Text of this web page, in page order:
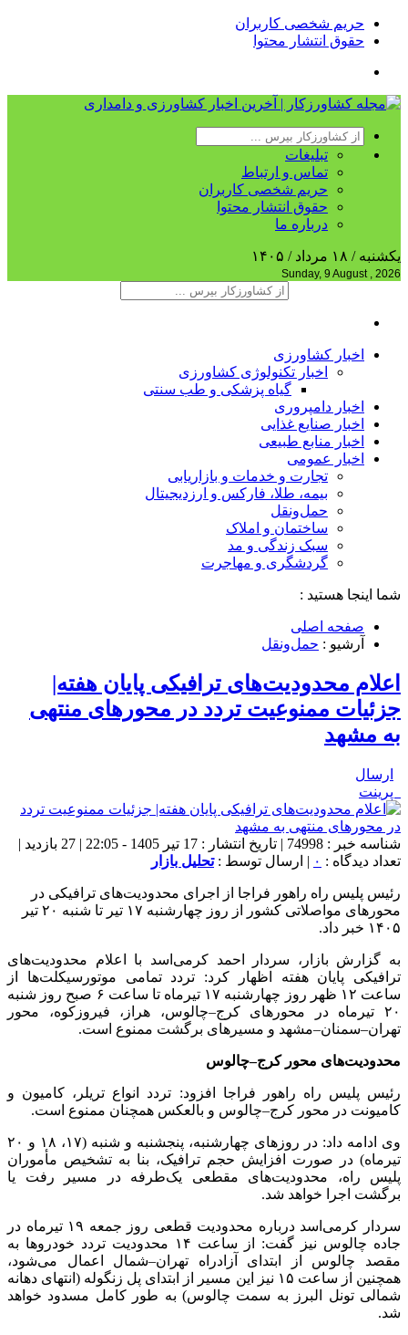
حریم شخصی کاربران
حقوق انتشار محتوا
تبلیغات
تماس و ارتباط
حریم شخصی کاربران
حقوق انتشار محتوا
درباره ما
یکشنبه / ۱۸ مرداد / ۱۴۰۵
Sunday, 9 August , 2026
اخبار کشاورزی
اخبار تکنولوژی کشاورزی
گیاه پزشکی و طب سنتی
اخبار دامپروری
اخبار صنایع غذایی
اخبار منابع طبیعی
اخبار عمومی
تجارت و خدمات و بازاریابی
بیمه، طلا، فارکس و ارزدیجیتال
حمل‌و‌نقل
ساختمان و املاک
سبک زندگی و مد
گردشگری و مهاجرت
شما اینجا هستید :
صفحه اصلی
آرشیو : حمل‌و‌نقل
اعلام محدودیت‌های ترافیکی پایان هفته|
جزئیات ممنوعیت تردد در محورهای منتهی
به مشهد
ارسال
پرینت
شناسه خبر : 74998 | تاریخ انتشار : 17 تیر 1405 - 22:05 | 27 بازدید |
تعداد دیدگاه : ۰ | ارسال توسط :تحلیل بازار
رئیس پلیس راه راهور فراجا از اجرای محدودیت‌های ترافیکی در
محورهای مواصلاتی کشور از روز چهارشنبه ۱۷ تیر تا شنبه ۲۰ تیر
۱۴۰۵ خبر داد.
به گزارش بازار، سردار احمد کرمی‌اسد با اعلام محدودیت‌های
ترافیکی پایان هفته اظهار کرد: تردد تمامی موتورسیکلت‌ها از
ساعت ۱۲ ظهر روز چهارشنبه ۱۷ تیرماه تا ساعت ۶ صبح روز شنبه
۲۰ تیرماه در محورهای کرج–چالوس، هراز، فیروزکوه، محور
تهران–سمنان–مشهد و مسیرهای برگشت ممنوع است.
محدودیت‌های محور کرج–چالوس
رئیس پلیس راه راهور فراجا افزود: تردد انواع تریلر، کامیون و
کامیونت در محور کرج–چالوس و بالعکس همچنان ممنوع است.
وی ادامه داد: در روزهای چهارشنبه، پنجشنبه و شنبه (۱۷، ۱۸ و ۲۰
تیرماه) در صورت افزایش حجم ترافیک، بنا به تشخیص مأموران
پلیس راه، محدودیت‌های مقطعی یک‌طرفه در مسیر رفت یا
برگشت اجرا خواهد شد.
سردار کرمی‌اسد درباره محدودیت قطعی روز جمعه ۱۹ تیرماه در
جاده چالوس نیز گفت: از ساعت ۱۴ محدودیت تردد خودروها به
مقصد چالوس از ابتدای آزادراه تهران–شمال اعمال می‌شود،
همچنین از ساعت ۱۵ نیز این مسیر از ابتدای پل زنگوله (انتهای دهانه
شمالی تونل البرز به سمت چالوس) به طور کامل مسدود خواهد
شد.